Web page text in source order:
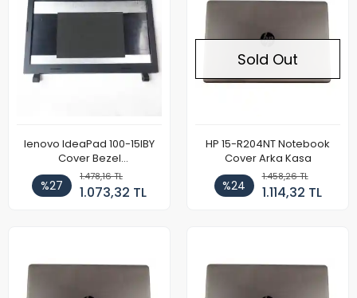
lenovo IdeaPad 100-15IBY
Cover Bezel
(Çerçeve+Kapak) Takım
%27
1.478,16 TL
1.073,32 TL
Sold Out
HP 15-R204NT Notebook
Cover Arka Kasa
%24
1.458,26 TL
1.114,32 TL